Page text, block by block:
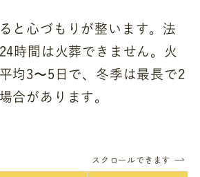
と心づもりが整います。法
時間は火葬できません。火
均3〜5日で、冬季は最長で2
合があります。
スクロールできます